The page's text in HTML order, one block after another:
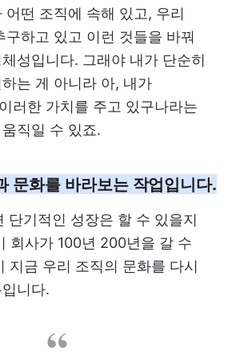
어떤 조직에 속해 있고, 우리
구하고 있고 이런 것들을 바꿔
성입니다. 그래야 내가 단순히
는 게 아니라 아, 내가
러한 가치를 주고 있구나라는
직일 수 있죠.
문화를 바라보는 작업입니다.
단기적인 성장은 할 수 있을지
회사가 100년 200년을 갈 수
지금 우리 조직의 문화를 다시
니다.